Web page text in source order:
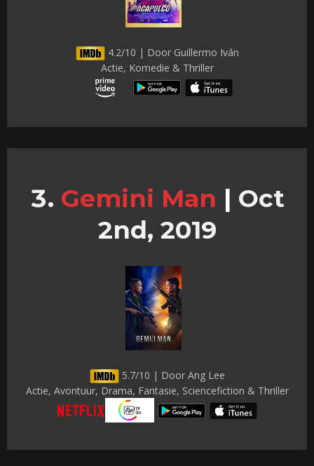
4.2/10 | Door Guillermo Iván
Actie, Komedie & Thriller
Gemini Man | Oct
2nd, 2019
5.7/10 | Door Ang Lee
Actie, Avontuur, Drama, Fantasie, Sciencefiction & Thriller